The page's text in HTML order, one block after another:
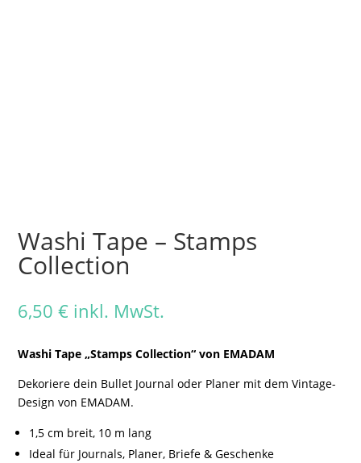
Washi Tape – Stamps
Collection
6,50€ inkl. MwSt.
Washi Tape „Stamps Collection“ von EMADAM
Dekoriere dein Bullet Journal oder Planer mit dem Vintage-
Design von EMADAM.
1,5 cm breit, 10 m lang
Ideal für Journals, Planer, Briefe & Geschenke